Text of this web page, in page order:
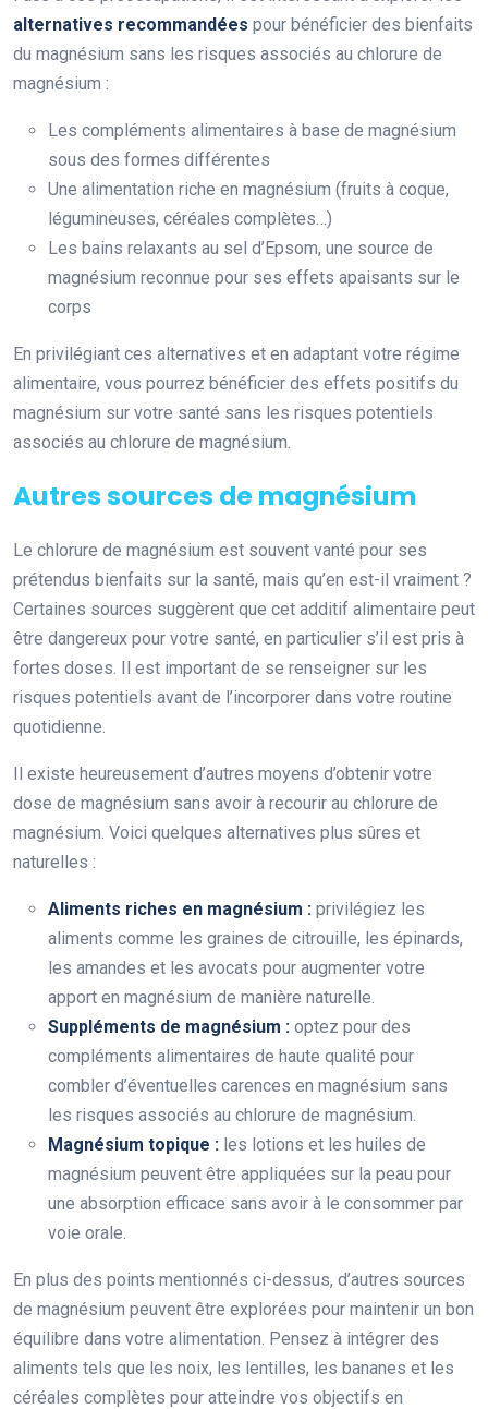
alternatives recommandées pour bénéficier des bienfaits
du magnésium sans les risques associés au chlorure de
magnésium :
Les compléments alimentaires à base de magnésium
sous des formes différentes
Une alimentation riche en magnésium (fruits à coque,
légumineuses, céréales complètes…)
Les bains relaxants au sel d’Epsom, une source de
magnésium reconnue pour ses effets apaisants sur le
corps
En privilégiant ces alternatives et en adaptant votre régime
alimentaire, vous pourrez bénéficier des effets positifs du
magnésium sur votre santé sans les risques potentiels
associés au chlorure de magnésium.
Autres sources de magnésium
Le chlorure de magnésium est souvent vanté pour ses
prétendus bienfaits sur la santé, mais qu’en est-il vraiment ?
Certaines sources suggèrent que cet additif alimentaire peut
être dangereux pour votre santé, en particulier s’il est pris à
fortes doses. Il est important de se renseigner sur les
risques potentiels avant de l’incorporer dans votre routine
quotidienne.
Il existe heureusement d’autres moyens d’obtenir votre
dose de magnésium sans avoir à recourir au chlorure de
magnésium. Voici quelques alternatives plus sûres et
naturelles :
Aliments riches en magnésium : privilégiez les
aliments comme les graines de citrouille, les épinards,
les amandes et les avocats pour augmenter votre
apport en magnésium de manière naturelle.
Suppléments de magnésium : optez pour des
compléments alimentaires de haute qualité pour
combler d’éventuelles carences en magnésium sans
les risques associés au chlorure de magnésium.
Magnésium topique : les lotions et les huiles de
magnésium peuvent être appliquées sur la peau pour
une absorption efficace sans avoir à le consommer par
voie orale.
En plus des points mentionnés ci-dessus, d’autres sources
de magnésium peuvent être explorées pour maintenir un bon
équilibre dans votre alimentation. Pensez à intégrer des
aliments tels que les noix, les lentilles, les bananes et les
céréales complètes pour atteindre vos objectifs en